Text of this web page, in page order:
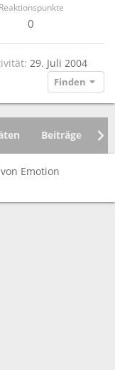
Reaktionspunkte
0
29. Juli 2004
Finden
Beiträge
Emotion